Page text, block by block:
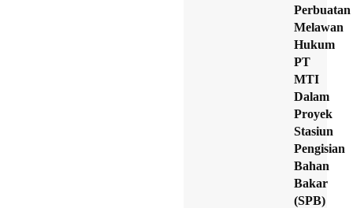
Perbuatan
Melawan
Hukum
PT
MTI
Dalam
Proyek
Stasiun
Pengisian
Bahan
Bakar
(SPB)